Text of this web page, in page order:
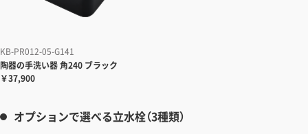
KB-PR012-05-G141
陶器の手洗い器角240 ブラック
￥37,900
オプションで選べる立水栓（3種類）